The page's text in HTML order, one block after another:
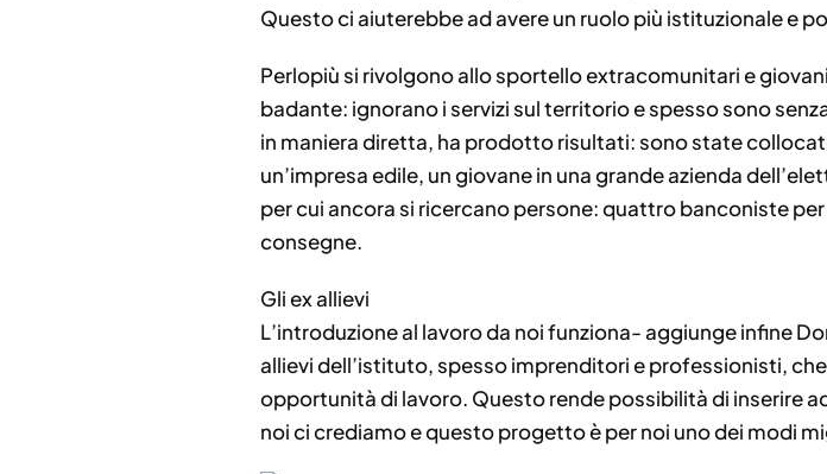
Questo ci aiuterebbe ad avere un ruolo più istituzionale e
Perlopiù si rivolgono allo sportello extracomunitari e
badante: ignorano i servizi sul territorio e spesso sono
in maniera diretta, ha prodotto risultati: sono state
un’impresa edile, un giovane in una grande azienda
per cui ancora si ricercano persone: quattro banconiste
consegne.
Gli ex allievi
L’introduzione al lavoro da noi funziona- aggiunge infine
allievi dell’istituto, spesso imprenditori e professionisti,
opportunità di lavoro. Questo rende possibilità di inserire
noi ci crediamo e questo progetto è per noi uno dei modi